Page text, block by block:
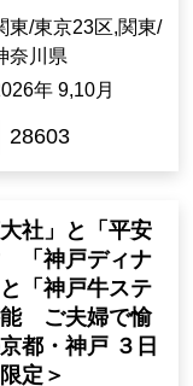
東/東京23区,関東/
奈川県
年 9,10月
28603
社」と「平安
「神戸ディナ
「神戸牛ステ
能 ご夫婦で愉
都・神戸 ３日
定＞